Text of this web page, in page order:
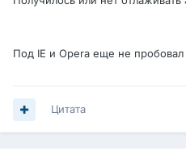
Под IE и Opera еще не пробовал
Цитата